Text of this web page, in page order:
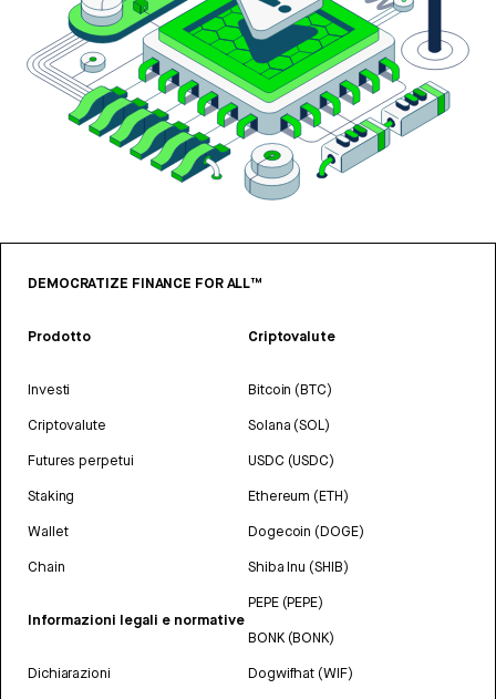
DEMOCRATIZE FINANCE FOR ALL™
Prodotto
Investi
Criptovalute
Futures perpetui
Staking
Wallet
Chain
Informazioni legali e normative
Dichiarazioni
Criptovalute
Bitcoin (BTC)
Solana (SOL)
USDC (USDC)
Ethereum (ETH)
Dogecoin (DOGE)
Shiba Inu (SHIB)
PEPE (PEPE)
BONK (BONK)
Dogwifhat (WIF)